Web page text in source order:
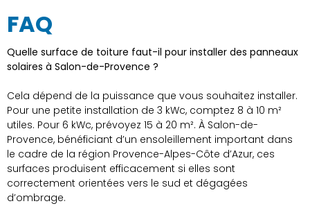
FAQ
Quelle surface de toiture faut-il pour installer des panneaux
solaires à Salon-de-Provence ?
Cela dépend de la puissance que vous souhaitez installer.
Pour une petite installation de 3 kWc, comptez 8 à 10 m²
utiles. Pour 6 kWc, prévoyez 15 à 20 m². À Salon-de-
Provence, bénéficiant d’un ensoleillement important dans
le cadre de la région Provence-Alpes-Côte d’Azur, ces
surfaces produisent efficacement si elles sont
correctement orientées vers le sud et dégagées
d’ombrage.